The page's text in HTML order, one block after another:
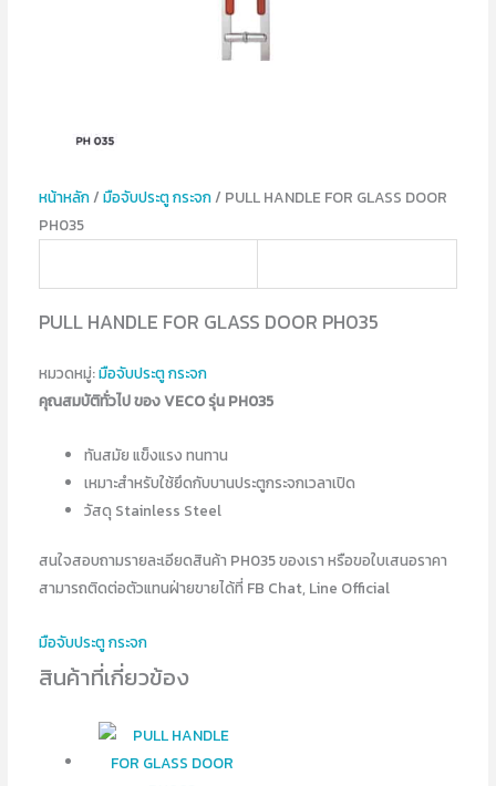
หน้าหลัก/ มือจับประตู กระจก/ PULL HANDLE FOR GLASS DOOR
PH035
PULL HANDLE FOR GLASS DOOR PH035
หมวดหมู่:มือจับประตู กระจก
คุณสมบัติทั่วไป ของ VECO รุ่น PH035
ทันสมัย แข็งแรง ทนทาน
เหมาะสำหรับใช้ยึดกับบานประตูกระจกเวลาเปิด
วัสดุ Stainless Steel
สนใจสอบถามรายละเอียดสินค้า PH035 ของเรา หรือขอใบเสนอราคา
สามารถติดต่อตัวแทนฝ่ายขายได้ที่ FB Chat, Line Official
มือจับประตู กระจก
สินค้าที่เกี่ยวข้อง